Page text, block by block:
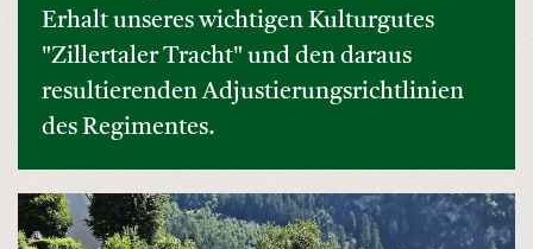
Erhalt unseres wichtigen Kulturgutes
"Zillertaler Tracht" und den daraus
resultierenden Adjustierungsrichtlinien
des Regimentes.